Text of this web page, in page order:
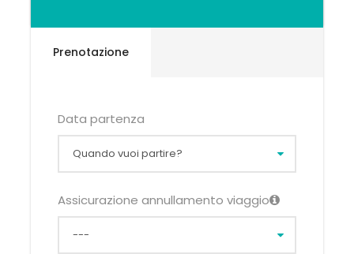
Prenotazione
Data partenza
Assicurazione annullamento viaggio